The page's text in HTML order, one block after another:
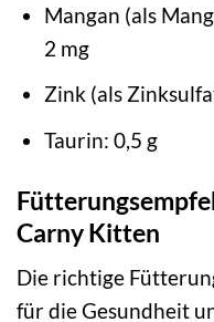
Mangan (als
2 mg
Zink (als
Taurin: 0,5 g
Carny Kitten
Die richtige
für die Gesundheit